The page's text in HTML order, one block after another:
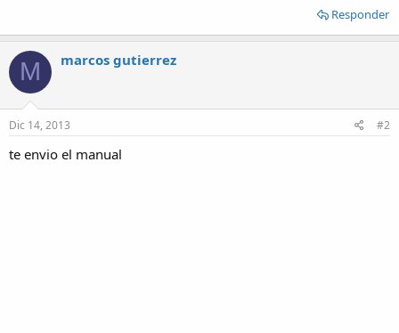
Responder
M marcos gutierrez
Dic 14, 2013 #2
te envio el manual